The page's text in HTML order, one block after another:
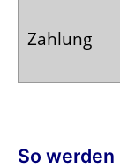
Zahlung
So